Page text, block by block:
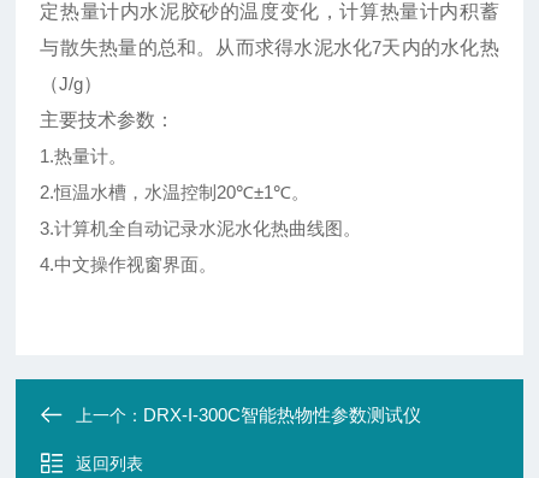
定热量计内水泥胶砂的温度变化，计算热量计内积蓄
与散失热量的总和。从而求得水泥水化7天内的水化热
（J/g）
主要技术参数：
1.热量计。
2.恒温水槽，水温控制 20℃±1℃。
3.计算机全自动记录水泥水化热曲线图。
4.中文操作视窗界面。
上一个： DRX-I-300C智能热物性参数测试仪
返回列表